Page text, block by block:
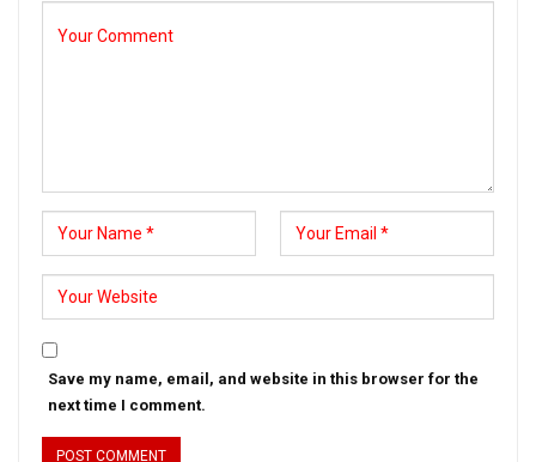
Save my name, email, and website in this browser for the
next time I comment.